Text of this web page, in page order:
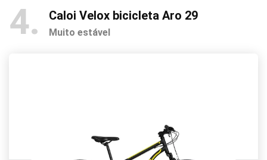
4 Caloi Velox bicicleta Aro 29
Muito estável